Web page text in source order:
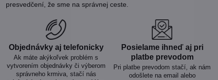
presvedčení, že sme na správnej ceste.
Objednávky aj telefonicky
Ak máte akýkoľvek problém s
vytvorením objednávky či výberom
správneho krmiva, stačí nás
Posielame ihneď aj pri
platbe prevodom
Pri platbe prevodom stačí, ak nám
odošlete na email alebo